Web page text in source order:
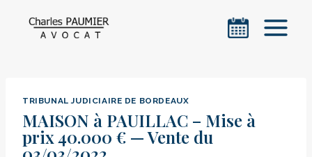
TRIBUNAL JUDICIAIRE DE BORDEAUX
MAISON à PAUILLAC – Mise à
prix 40.000 € — Vente du